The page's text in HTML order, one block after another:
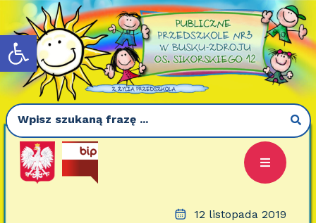
Otwórz pasek narzędzi
12 listopada 2019